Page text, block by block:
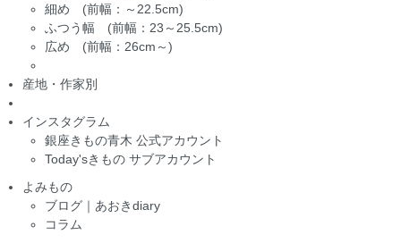
細め (前幅：～22.5cm)
ふつう幅 (前幅：23～25.5cm)
広め (前幅：26cm～)
産地・作家別
インスタグラム
銀座きもの青木 公式アカウント
Today'sきもの サブアカウント
よみもの
ブログ｜あおきdiary
コラム